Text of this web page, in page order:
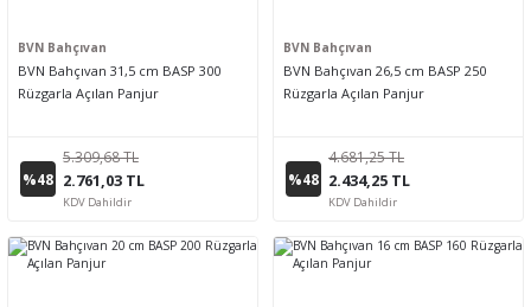
BVN Bahçıvan
BVN Bahçıvan 31,5 cm BASP 300
Rüzgarla Açılan Panjur
%48
5.309,68 TL
2.761,03 TL
KDV Dahildir
BVN Bahçıvan
BVN Bahçıvan 26,5 cm BASP 250
Rüzgarla Açılan Panjur
%48
4.681,25 TL
2.434,25 TL
KDV Dahildir